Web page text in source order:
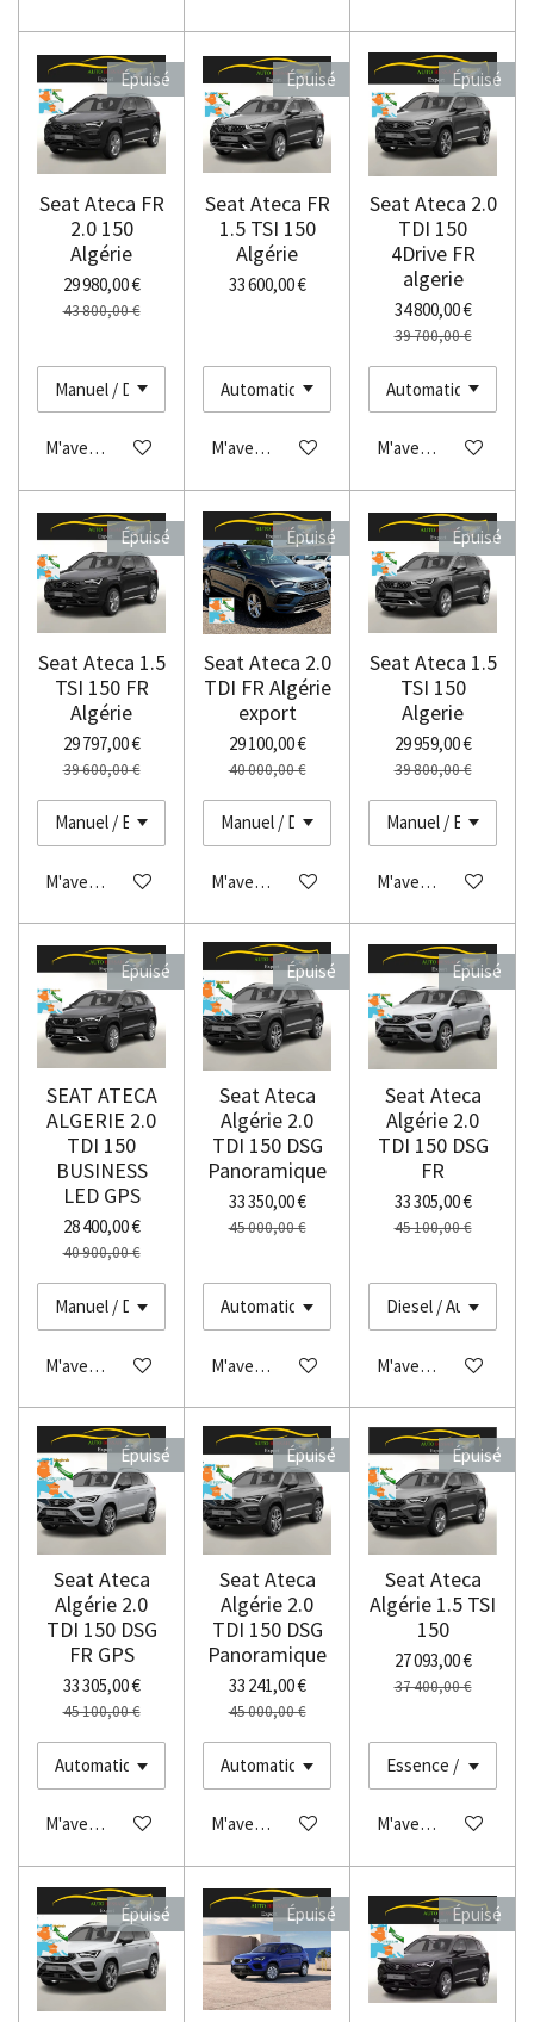
Épuisé
Seat Ateca FR
2.0 150
Algérie
29 980,00 €
43 800,00 €
M'avertir si disponible
Épuisé
Seat Ateca FR
1.5 TSI 150
Algérie
33 600,00 €
M'avertir si disponible
Épuisé
Seat Ateca 2.0
TDI 150
4Drive FR
algerie
34 800,00 €
39 700,00 €
M'avertir si
Épuisé
Seat Ateca 1.5
TSI 150 FR
Algérie
29 797,00 €
39 600,00 €
M'avertir si disponible
Épuisé
Seat Ateca 2.0
TDI FR Algérie
export
29 100,00 €
40 000,00 €
M'avertir si disponible
Épuisé
Seat Ateca 1.5
TSI 150
Algerie
29 959,00 €
39 800,00 €
M'avertir si
Épuisé
SEAT ATECA
ALGERIE 2.0
TDI 150
BUSINESS
LED GPS
28 400,00 €
40 900,00 €
M'avertir si disponible
Épuisé
Seat Ateca
Algérie 2.0
TDI 150 DSG
Panoramique
33 350,00 €
45 000,00 €
M'avertir si disponible
Épuisé
Seat Ateca
Algérie 2.0
TDI 150 DSG
FR
33 305,00 €
45 100,00 €
M'avertir si
Épuisé
Seat Ateca
Algérie 2.0
TDI 150 DSG
FR GPS
33 305,00 €
45 100,00 €
M'avertir si disponible
Épuisé
Seat Ateca
Algérie 2.0
TDI 150 DSG
Panoramique
33 241,00 €
45 000,00 €
M'avertir si disponible
Épuisé
Seat Ateca
Algérie 1.5 TSI
150
27 093,00 €
37 400,00 €
M'avertir si
Épuisé Épuisé Épuisé